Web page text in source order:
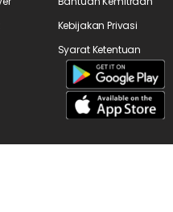
Kebijakan Privasi
Syarat Ketentuan